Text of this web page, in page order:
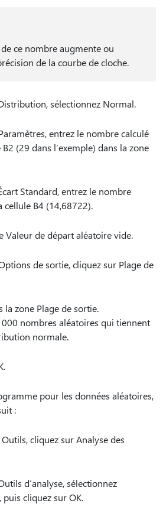
ce nombre augmente ou
de la courbe de cloche.
sélectionnez Normal.
entrez le nombre calculé
(29 dans l’exemple) dans la zone
Standard, entrez le nombre
cellule B4 (14,68722).
Valeur de départ aléatoire vide.
de sortie, cliquez sur Plage de
la zone Plage de sortie.
000 nombres aléatoires qui tiennent
normale.
pour les données aléatoires,
:
cliquez sur Analyse des
d’analyse, sélectionnez
cliquez sur OK.